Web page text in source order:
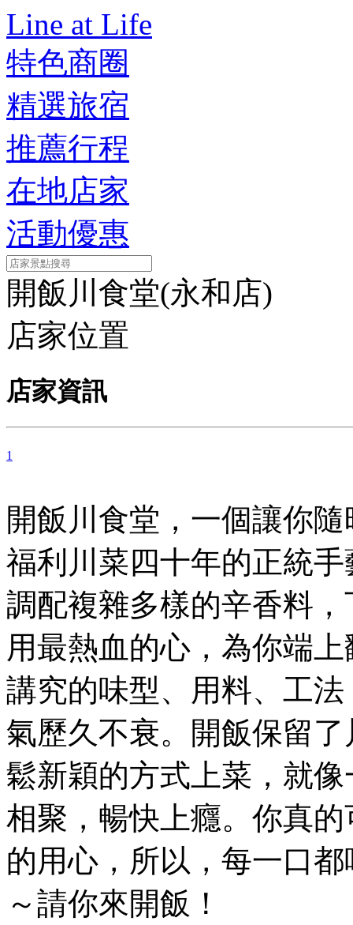
Line at Life
特色商圈
精選旅宿
推薦行程
在地店家
活動優惠
開飯川食堂(永和店)
店家位置
店家資訊
1
開飯川食堂，一個讓你
福利川菜四十年的正統
調配複雜多樣的辛香料
用最熱血的心，為你端
講究的味型、用料、工
氣歷久不衰。開飯保留
鬆新穎的方式上菜，就
相聚，暢快上癮。你真
的用心，所以，每一口
～請你來開飯！